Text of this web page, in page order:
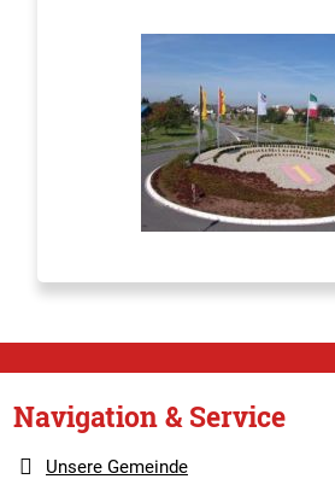
Navigation & Service
Unsere Gemeinde